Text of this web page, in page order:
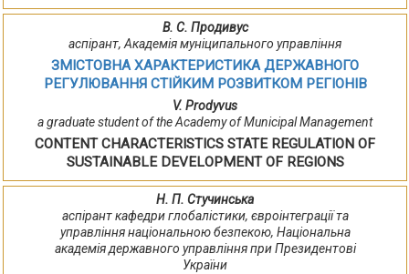
В. С. Продивус
аспірант, Академія муніципального управління
ЗМІСТОВНА ХАРАКТЕРИСТИКА ДЕРЖАВНОГО
РЕГУЛЮВАННЯ СТІЙКИМ РОЗВИТКОМ РЕГІОНІВ
V. Prodyvus
a graduate student of the Academy of Municipal Management
CONTENT CHARACTERISTICS STATE REGULATION OF
SUSTAINABLE DEVELOPMENT OF REGIONS
Н. П. Стучинська
аспірант кафедри глобалістики, євроінтеграції та
управління національною безпекою, Національна
академія державного управління при Президентові
України